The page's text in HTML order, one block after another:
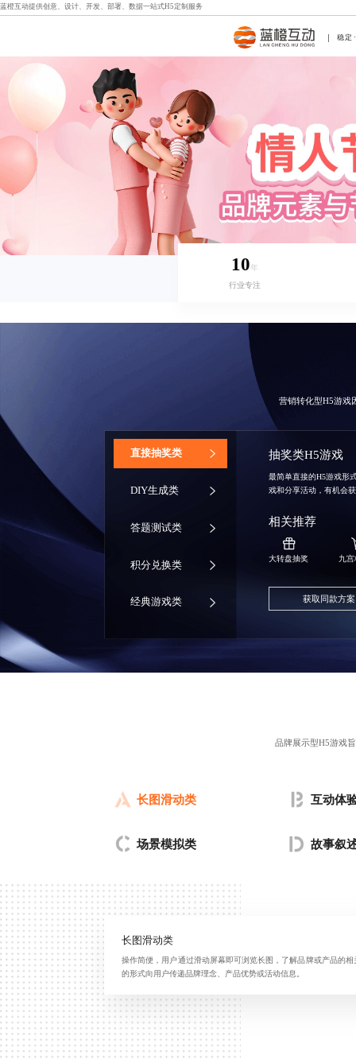
蓝橙互动提供创意、设计、开发、部署、数据一站式H5定制 服务
稳定
10年
行业专注
营销转化型H5游戏
‌直接抽奖类
DIY生成类
答题测试类
积分兑换类
经典游戏类
抽奖类H5游戏
最简单直接的H5游戏形
戏和分享活动，有机会
相关推荐
大转盘抽奖 九
获取同款方案
品牌展示型H5游戏
长图滑动类 互动体
场景模拟类 故事叙
长图滑动类
操作简便，用户通过滑动屏幕即可浏览长图，了解品牌或产品的
的形式向用户传递品牌理念、产品优势或活动信息。